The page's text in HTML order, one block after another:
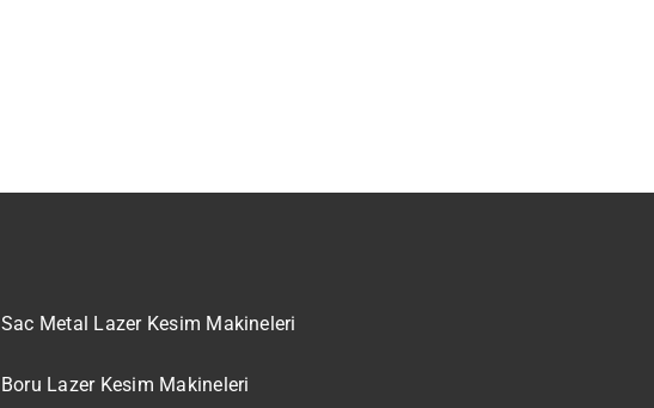
Sac Metal Lazer Kesim Makineleri
Boru Lazer Kesim Makineleri